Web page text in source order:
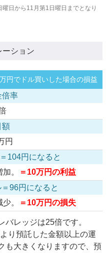
日から11月第1日曜日までとなり
ーション
円でドル買いした場合の損益
円
。 ＝10万円の利益
。 ＝10万円の損失
レッジは25倍です。
り預託した金額以上の運
も大きくなりますので、預